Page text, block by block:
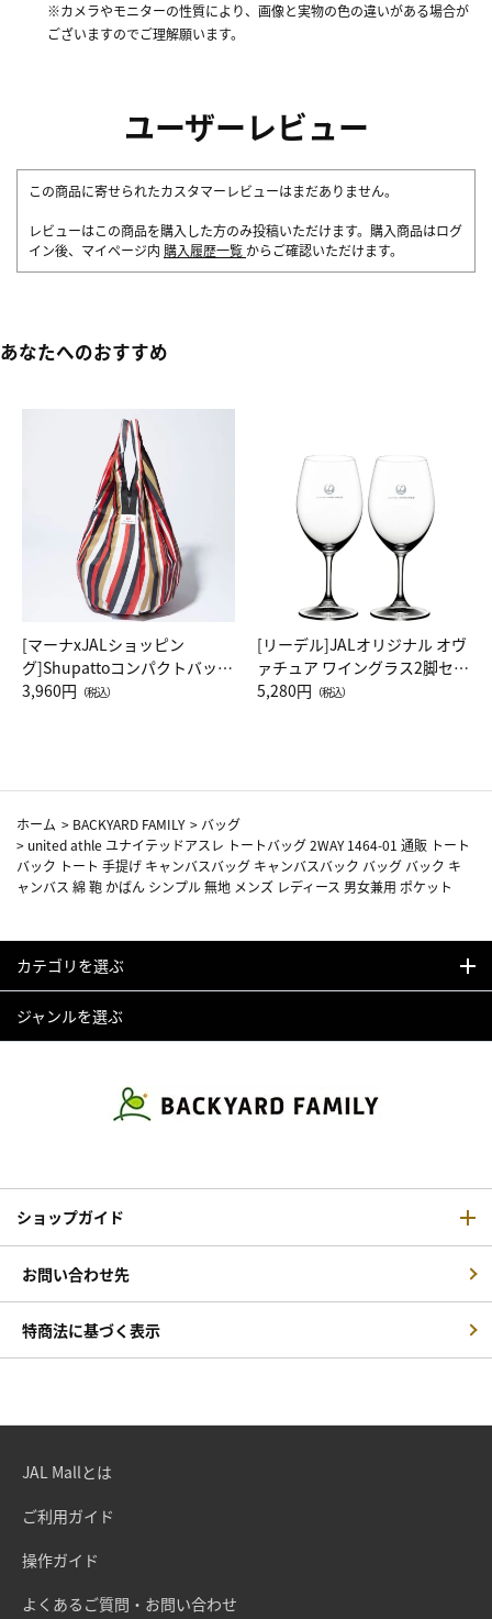
※カメラやモニターの性質により、画像と実物の色の違いがある場合が
ございますのでご理解願います。
ユーザーレビュー
この商品に寄せられたカスタマーレビューはまだありません。
レビューはこの商品を購入した方のみ投稿いただけます。購入商品はログ
イン後、マイページ内 購入履歴一覧 からご確認いただけます。
あなたへのおすすめ
[マーナxJALショッピン
グ]Shupattoコンパクトバッグ
Drop JAL客室乗務員（LC）ス
3,960円 （税込）
[リーデル]JALオリジナル オヴ
ァチュア ワイングラス2脚セッ
ト（レッドワイン）
5,280円 （税込）
ホーム > BACKYARD FAMILY > バッグ
> united athle ユナイテッドアスレ トートバッグ 2WAY 1464-01 通販 トート
バック トート 手提げ キャンバスバッグ キャンバスバック バッグ バック キ
ャンバス 綿 鞄 かばん シンプル 無地 メンズ レディース 男女兼用 ポケット
カテゴリを選ぶ
ジャンルを選ぶ
ショップガイド
お問い合わせ先
特商法に基づく表示
JAL Mallとは
ご利用ガイド
操作ガイド
よくあるご質問・お問い合わせ